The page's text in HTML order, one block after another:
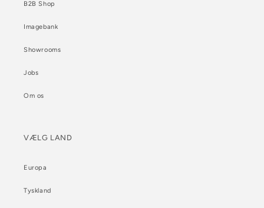
B2B Shop
Imagebank
Showrooms
Jobs
Om os
VÆLG LAND
Europa
Tyskland